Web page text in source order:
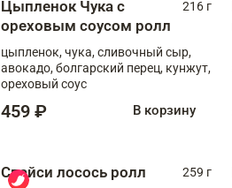
Цыпленок Чука с
ореховым соусом ролл
216 г
цыпленок, чука, сливочный сыр,
авокадо, болгарский перец, кунжут,
ореховый соус
459 ₽ В корзину
Спайси лосось ролл 259 г